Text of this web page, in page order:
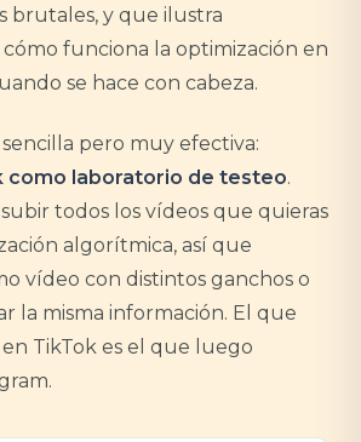
brutales, y que ilustra
funciona la optimización en
se hace con cabeza.
sencilla pero muy efectiva:
como laboratorio de testeo.
todos los vídeos que quieras
algorítmica, así que
vídeo con distintos ganchos o
la misma información. El que
TikTok es el que luego